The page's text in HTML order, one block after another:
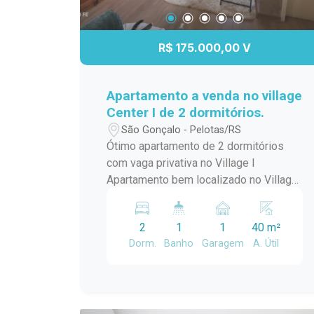
R$ 175.000,00 V
Apartamento a venda no village
Center I de 2 dormitórios.
São Gonçalo - Pelotas/RS
Ótimo apartamento de 2 dormitórios
com vaga privativa no Village I
Apartamento bem localizado no Village
com fácil acesso a comércios,
supermercados, escolas, serviços e
transporte público. O imóvel conta com
2
Dorm.
1
Banho
1
Garagem
40 m²
A. Útil